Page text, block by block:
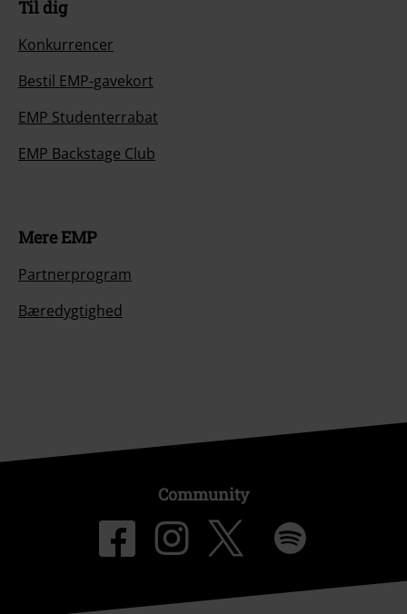
Til dig
Konkurrencer
Bestil EMP-gavekort
EMP Studenterrabat
EMP Backstage Club
Mere EMP
Partnerprogram
Bæredygtighed
Community